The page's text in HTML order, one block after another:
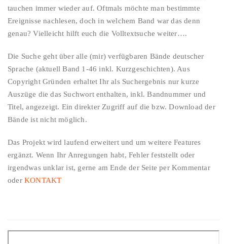
tauchen immer wieder auf. Oftmals möchte man bestimmte
Ereignisse nachlesen, doch in welchem Band war das denn
genau? Vielleicht hilft euch die Volltextsuche weiter….
Die Suche geht über alle (mir) verfügbaren Bände deutscher
Sprache (aktuell Band 1-46 inkl. Kurzgeschichten). Aus
Copyright Gründen erhaltet Ihr als Suchergebnis nur kurze
Auszüge die das Suchwort enthalten, inkl. Bandnummer und
Titel, angezeigt. Ein direkter Zugriff auf die bzw. Download der
Bände ist nicht möglich.
Das Projekt wird laufend erweitert und um weitere Features
ergänzt. Wenn Ihr Anregungen habt, Fehler feststellt oder
irgendwas unklar ist, gerne am Ende der Seite per Kommentar
oder KONTAKT